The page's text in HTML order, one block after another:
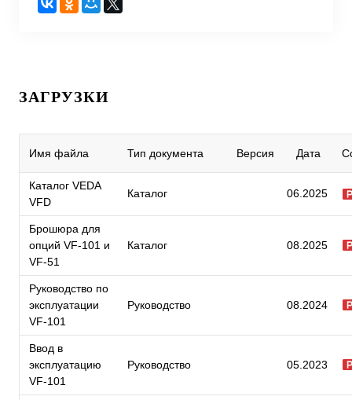
ЗАГРУЗКИ
Имя файла Тип документа Версия Дата
Каталог VEDA
VFD
Каталог 06.2025
Брошюра для
опций VF-101 и
VF-51
Каталог 08.2025
Руководство по
эксплуатации
VF-101
Руководство 08.2024
Ввод в
эксплуатацию
VF-101
Руководство 05.2023